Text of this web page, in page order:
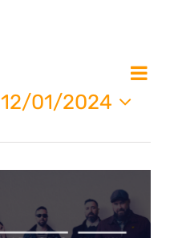
Liste
12/01/2024